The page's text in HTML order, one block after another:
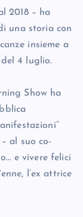
2018 – ha
una storia con
insieme a
4 luglio.
Show ha
al suo co-
e vivere felici
l’ex attrice